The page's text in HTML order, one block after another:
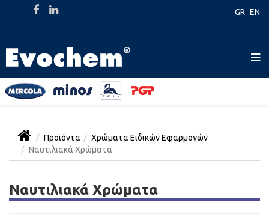
GR EN
Προϊόντα
Χρώματα Ειδικών Εφαρμογών
Ναυτιλιακά Χρώματα
Ναυτιλιακά Χρώματα